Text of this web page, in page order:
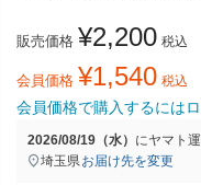
販売価格 ¥2,200 税込
会員価格 ¥1,540 税込
会員価格で購入するには
2026/08/19（水） にヤマト
埼玉県 お届け先を変更